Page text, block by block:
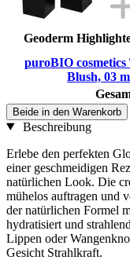
Geoderm
puroBIO
Blush, 03
Beide in den Warenkorb
Beschreibung
Erlebe den perfekten
einer geschmeidigen
natürlichen Look. Die
mühelos auftragen und
der natürlichen Formel
hydratisiert und
Lippen oder
Gesicht Strahlkraft.